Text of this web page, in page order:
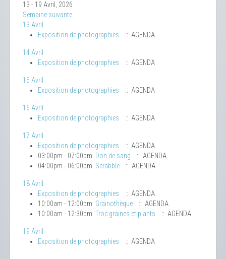
13 - 19 Avril, 2026
Semaine suivante
13 Avril
Exposition de photographies
:: AGENDA
14 Avril
Exposition de photographies
:: AGENDA
15 Avril
Exposition de photographies
:: AGENDA
16 Avril
Exposition de photographies
:: AGENDA
17 Avril
Exposition de photographies
:: AGENDA
03:00pm - 07:00pm Don de sang
:: AGENDA
04:00pm - 06:00pm Scrabble :: AGENDA
18 Avril
Exposition de photographies
:: AGENDA
10:00am - 12:00pm Grainothèque
:: AGENDA
10:00am - 12:30pm Troc graines et plants :: AGENDA
19 Avril
Exposition de photographies
:: AGENDA